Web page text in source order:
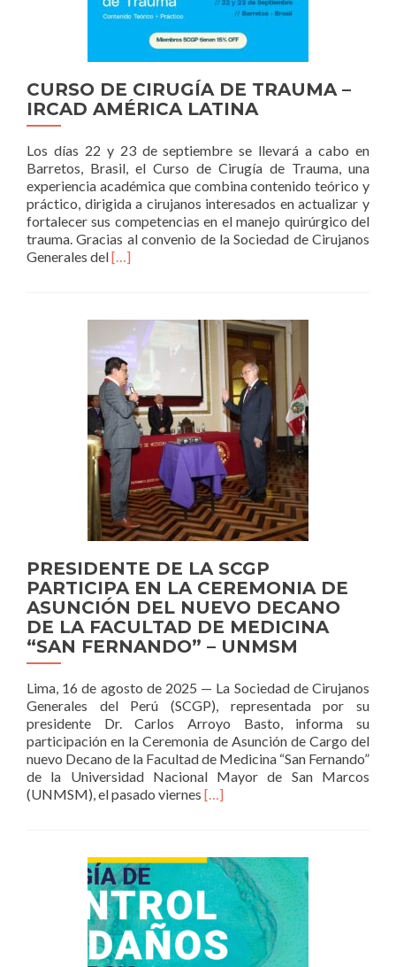
CURSO DE CIRUGÍA DE TRAUMA –
IRCAD AMÉRICA LATINA
Los días 22 y 23 de septiembre se llevará a cabo en
Barretos, Brasil, el Curso de Cirugía de Trauma, una
experiencia académica que combina contenido teórico y
práctico, dirigida a cirujanos interesados en actualizar y
fortalecer sus competencias en el manejo quirúrgico del
trauma. Gracias al convenio de la Sociedad de Cirujanos
Generales delRead
CIRUGÍA
DE
TRAUMA
–
IRCAD
AMÉRICA
LATINA
[…]
PRESIDENTE DE LA SCGP
PARTICIPA EN LA CEREMONIA DE
ASUNCIÓN DEL NUEVO DECANO
DE LA FACULTAD DE MEDICINA
“SAN FERNANDO” – UNMSM
Lima, 16 de agosto de 2025 — La Sociedad de Cirujanos
Generales del Perú (SCGP), representada por su
presidente Dr. Carlos Arroyo Basto, informa su
participación en la Ceremonia de Asunción de Cargo del
nuevo Decano de la Facultad de Medicina “San Fernando”
de la Universidad Nacional Mayor de San Marcos
(UNMSM), el pasado viernes Read
DE
LA
SCGP
PARTICIPA
EN
LA
[…]